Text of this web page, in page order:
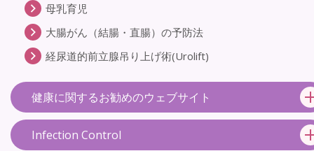
母乳育児
大腸がん（結腸・直腸）の予防法
経尿道的前立腺吊り上げ術(Urolift)
健康に関するお勧めのウェブサイト
Infection Control